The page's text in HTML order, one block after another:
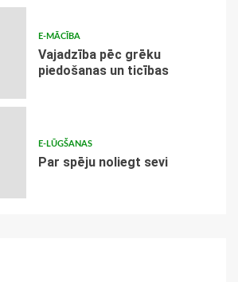
E-MĀCĪBA
Vajadzība pēc grēku
piedošanas un ticības
E-LŪGŠANAS
Par spēju noliegt sevi